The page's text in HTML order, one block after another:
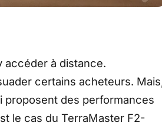
accéder à distance.
certains acheteurs.
proposent des performances
le cas du TerraMaster F2-